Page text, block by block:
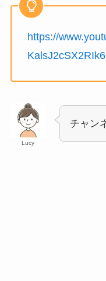
https://
Lucy
チャン